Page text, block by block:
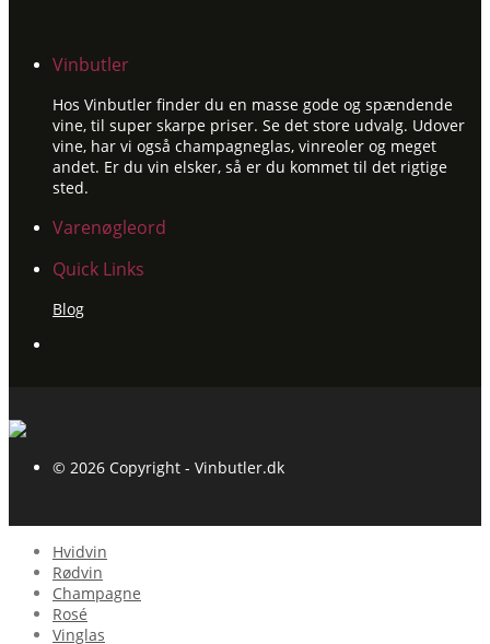
Vinbutler
Hos Vinbutler finder du en masse gode og spændende
vine, til super skarpe priser. Se det store udvalg. Udover
vine, har vi også champagneglas, vinreoler og meget
andet. Er du vin elsker, så er du kommet til det rigtige
sted.
Varenøgleord
Quick Links
Blog
© 2026 Copyright - Vinbutler.dk
Hvidvin
Rødvin
Champagne
Rosé
Vinglas